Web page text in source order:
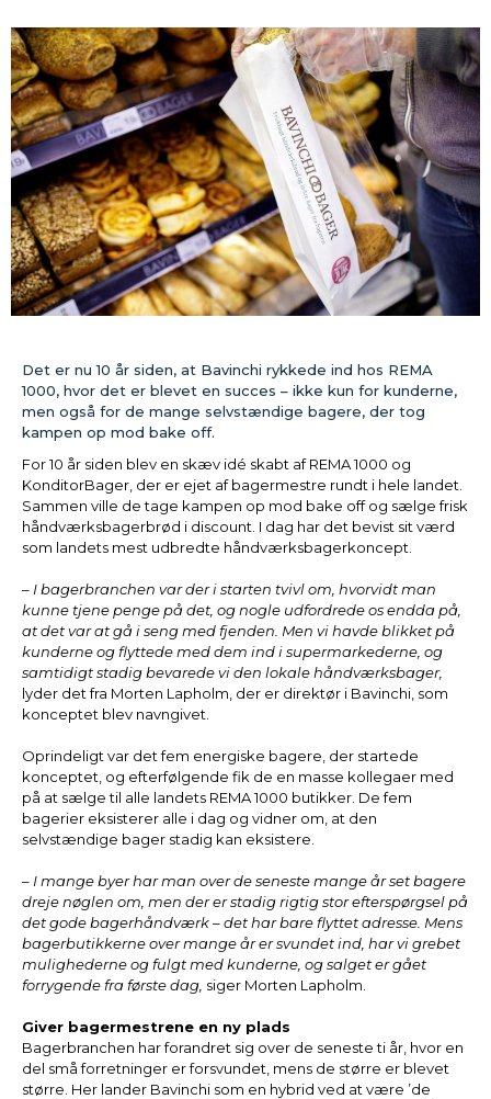
Det er nu 10 år siden, at Bavinchi rykkede ind hos REMA
1000, hvor det er blevet en succes – ikke kun for kunderne,
men også for de mange selvstændige bagere, der tog
kampen op mod bake off.
For 10 år siden blev en skæv idé skabt af REMA 1000 og
KonditorBager, der er ejet af bagermestre rundt i hele landet.
Sammen ville de tage kampen op mod bake off og sælge frisk
håndværksbagerbrød i discount. I dag har det bevist sit værd
som landets mest udbredte håndværksbagerkoncept.
– I bagerbranchen var der i starten tvivl om, hvorvidt man
kunne tjene penge på det, og nogle udfordrede os endda på,
at det var at gå i seng med fjenden. Men vi havde blikket på
kunderne og flyttede med dem ind i supermarkederne, og
samtidigt stadig bevarede vi den lokale håndværksbager,
lyder det fra Morten Lapholm, der er direktør i Bavinchi, som
konceptet blev navngivet.
Oprindeligt var det fem energiske bagere, der startede
konceptet, og efterfølgende fik de en masse kollegaer med
på at sælge til alle landets REMA 1000 butikker. De fem
bagerier eksisterer alle i dag og vidner om, at den
selvstændige bager stadig kan eksistere.
– I mange byer har man over de seneste mange år set bagere
dreje nøglen om, men der er stadig rigtig stor efterspørgsel på
det gode bagerhåndværk – det har bare flyttet adresse. Mens
bagerbutikkerne over mange år er svundet ind, har vi grebet
mulighederne og fulgt med kunderne, og salget er gået
forrygende fra første dag, siger Morten Lapholm.
Giver bagermestrene en ny plads
Bagerbranchen har forandret sig over de seneste ti år, hvor en
del små forretninger er forsvundet, mens de større er blevet
større. Her lander Bavinchi som en hybrid ved at være ’de